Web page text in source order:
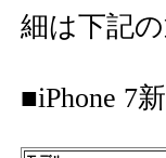
細は下記の
■iPhone 7